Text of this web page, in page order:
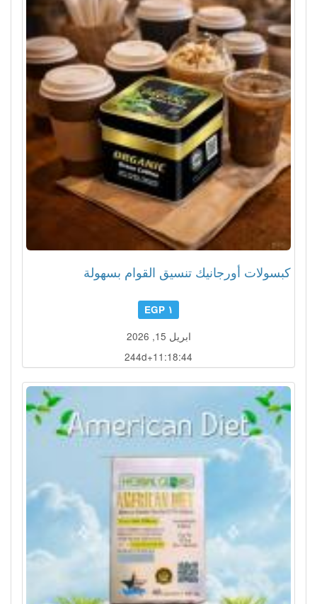
كبسولات أورجانيك تنسيق القوام بسهولة
١ EGP
ابريل 15, 2026
244d+11:18:41